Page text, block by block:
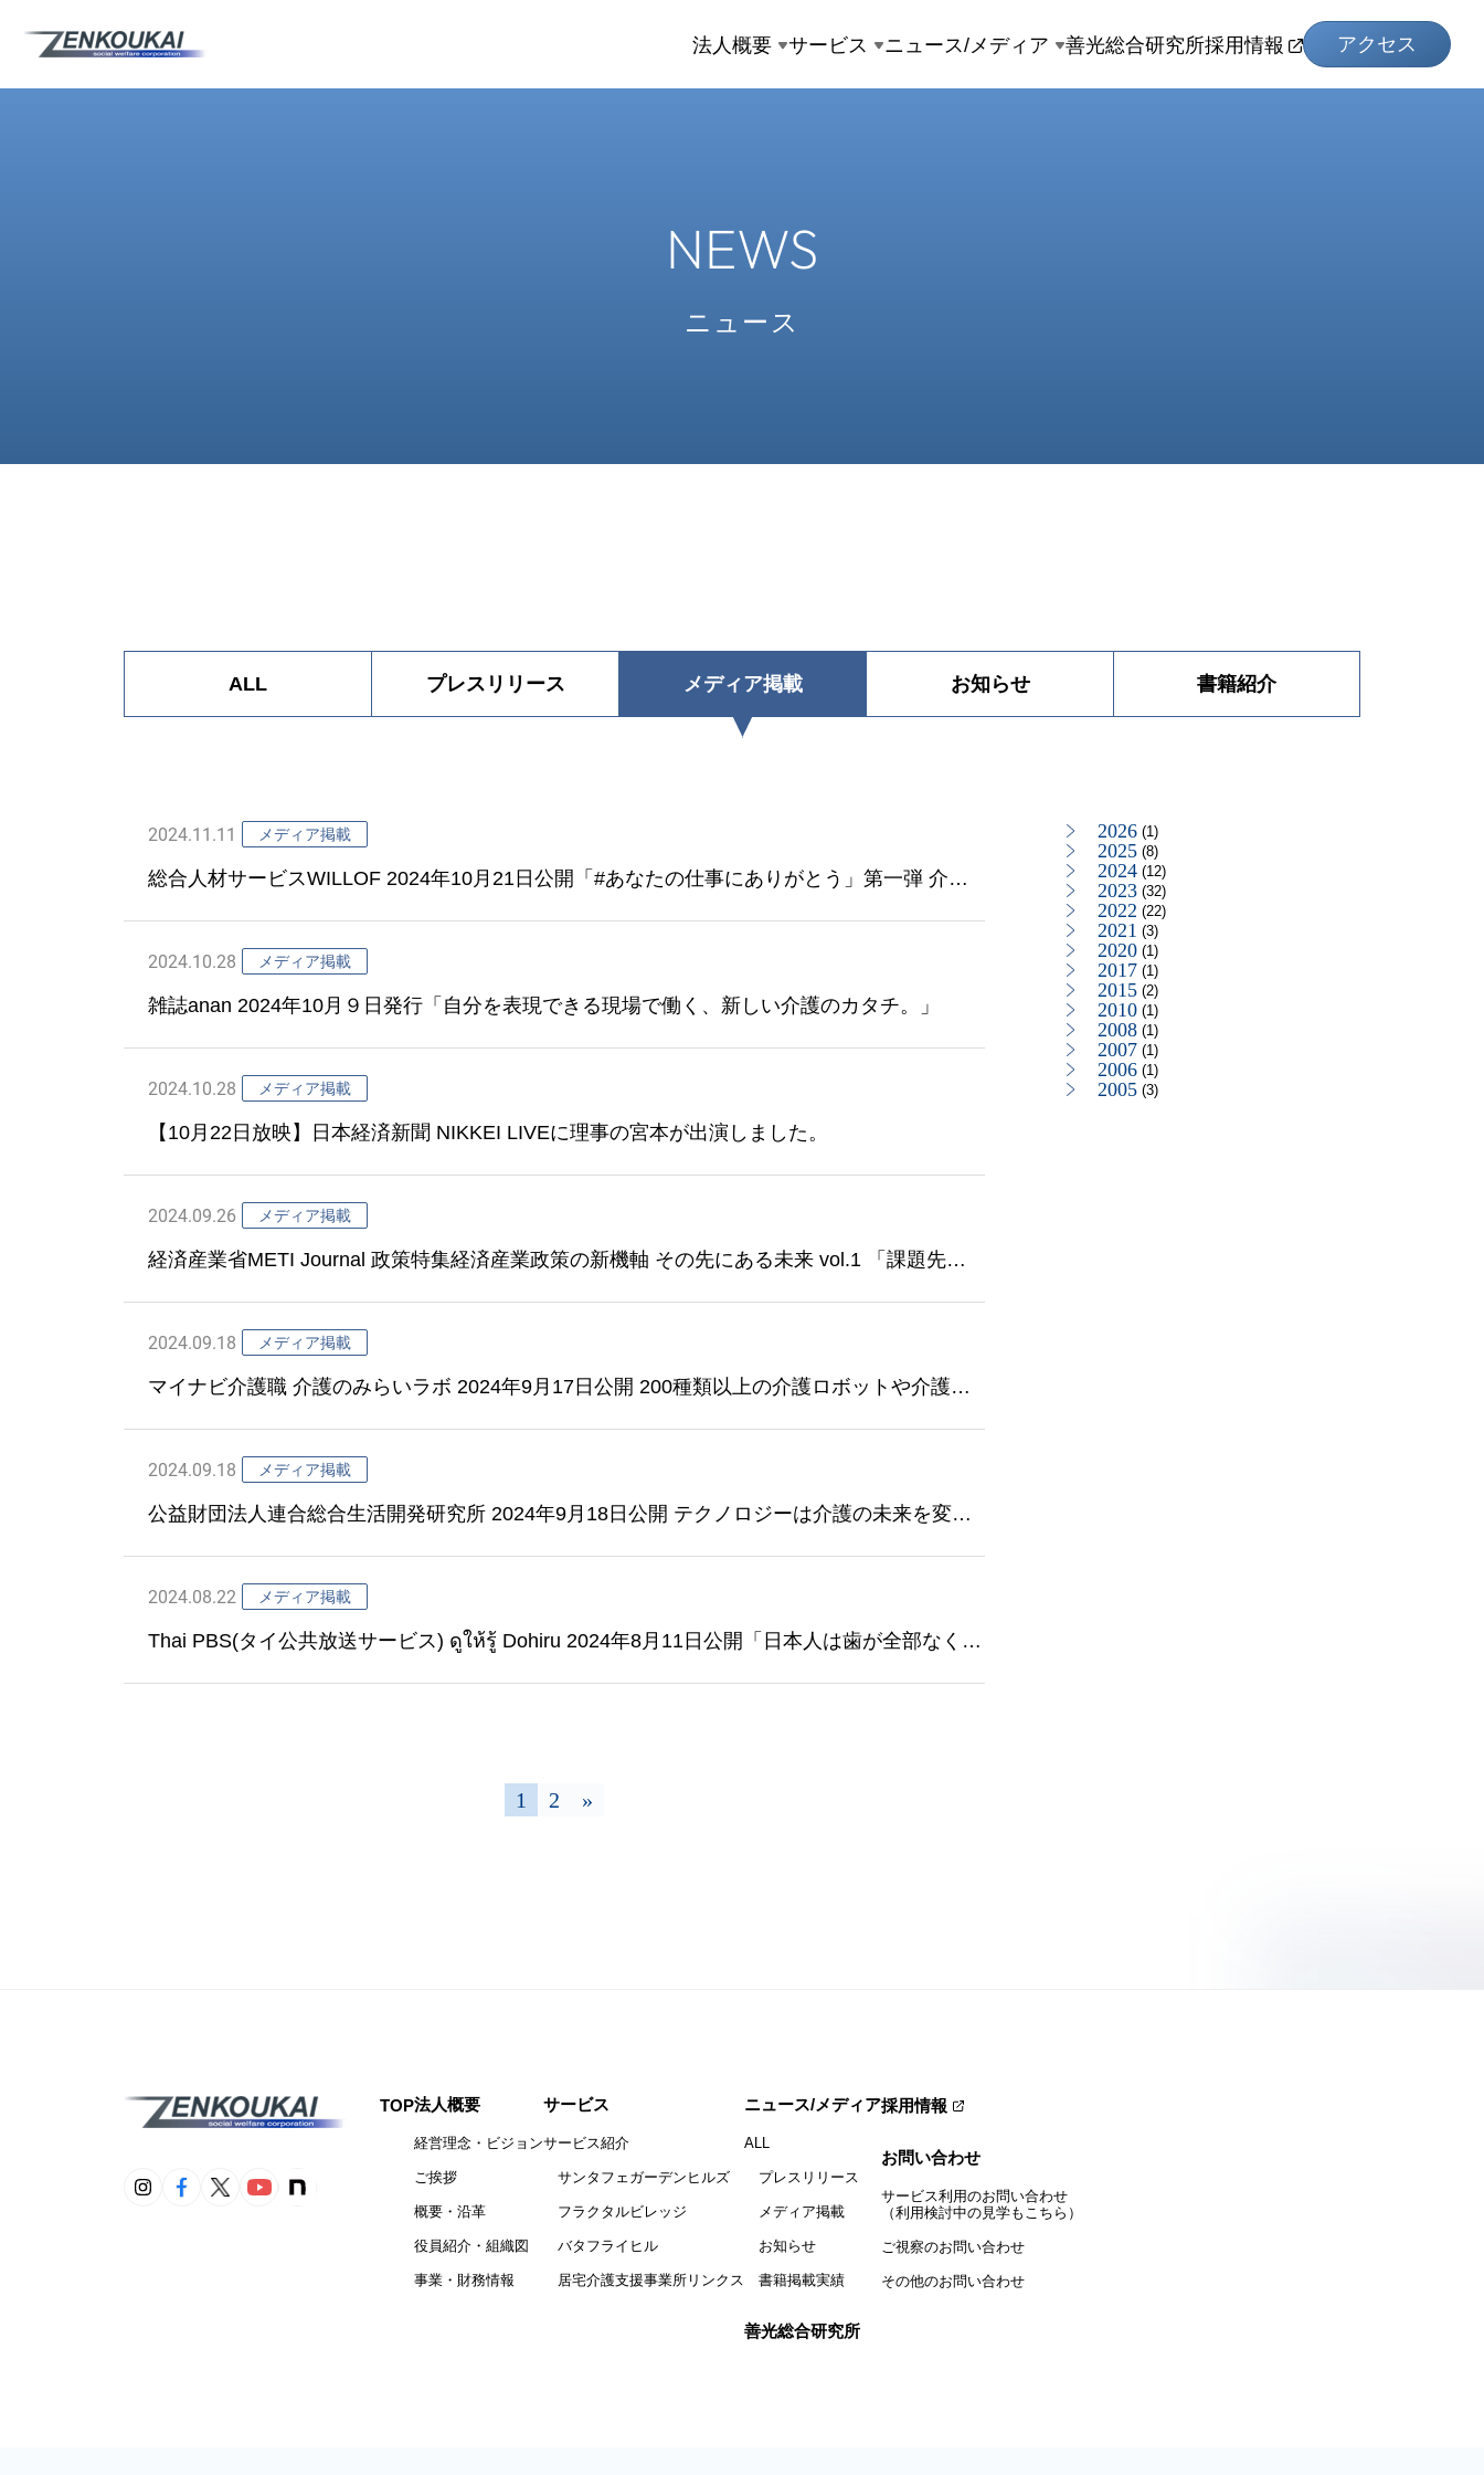
法人概要 サービス ニュース/メディア 善光総合研究所採用情報 アクセス
NEWS
ニュース
ALL プレス リリース メディア掲載 お知らせ 書籍紹介
2024.11.11 メディア掲載
総合人材サービスWILLOF 2024年10月21日公開「#あなたの仕事にありがとう」第一弾 介護
2024.10.28 メディア掲載
雑誌anan 2024年10月９日発行「自分を表現できる現場で働く、新しい介護のカタチ。」
2024.10.28 メディア掲載
【10月22日放映】日本経済新聞 NIKKEI LIVEに理事の宮本が出演しました。
2024.09.26 メディア掲載
経済産業省METI Journal 政策特集経済産業政策の新機軸 その先にある未来 vol.1 「課題先進
2024.09.18 メディア掲載
マイナビ介護職 介護のみらいラボ 2024年9月17日公開 200種類以上の介護ロボットや介護ツ
2024.09.18 メディア掲載
公益財団法人連合総合生活開発研究所 2024年9月18日公開 テクノロジーは介護の未来を変え
2024.08.22 メディア掲載
Thai PBS(タイ公共放送サービス) ดูให้รู้ Dohiru 2024年8月11日公開「日本人は歯が全部なくな
1 2 »
2026 (1)
2025 (8)
2024 (12)
2023 (32)
2022 (22)
2021 (3)
2020 (1)
2017 (1)
2015 (2)
2010 (1)
2008 (1)
2007 (1)
2006 (1)
2005 (3)
TOP法人概要
経営理念・ビジョン
ご挨拶
概要・沿革
役員紹介・組織図
事業・財務情報
サービス
サービス紹介
サンタフェガーデンヒルズ
フラクタルビレッジ
バタフライヒル
居宅介護支援事業所リンクス
ニュース/メディア
ALL
プレスリリース
メディア掲載
お知らせ
書籍掲載実績
善光総合研究所
採用情報
お問い合わせ
サービス利用のお問い合わせ
（利用検討中の見学もこちら）
ご視察のお問い合わせ
その他のお問い合わせ